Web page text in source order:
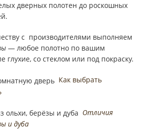
дверных полотен до роскошных
с производителями выполняем
— любое полотно по вашим
глухие, со стеклом или под покраску.
Как выбрать
Отличия
и дуба